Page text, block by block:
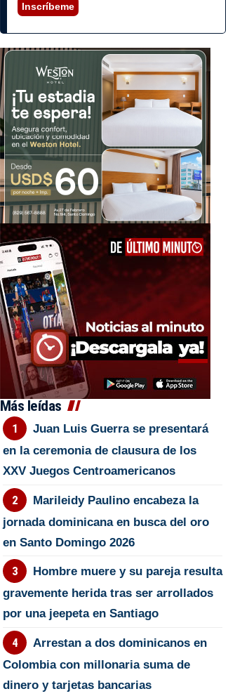
Inscríbeme
Más leídas
Juan Luis Guerra se presentará
en la ceremonia de clausura de los
XXV Juegos Centroamericanos
Marileidy Paulino encabeza la
jornada dominicana en busca del oro
en Santo Domingo 2026
Hombre muere y su pareja resulta
gravemente herida tras ser arrollados
por una jeepeta en Santiago
Arrestan a dos dominicanos en
Colombia con millonaria suma de
dinero y tarjetas bancarias